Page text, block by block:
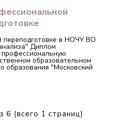
переподготовке в НОЧУ ВО
Диплом
образовательном
образования "Московский
6 (всего 1 страниц)